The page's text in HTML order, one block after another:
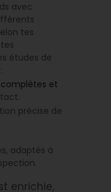
avec
tes
études de
et
précise de
adaptés à
enrichie,